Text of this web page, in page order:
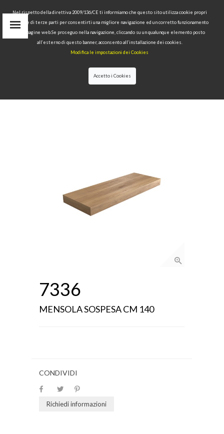
Area Riservata
COLLEZIONI >> NOLITA
7336
MENSOLA SOSPESA CM 140
CONDIVIDI
Richiedi informazioni
Nel rispetto della direttiva 2009/136/CE ti informiamo che questo sito utilizza cookie propri
tecnici e di terze parti per consentirti una migliore navigazione ed un corretto funzionamento
delle pagine web.Se proseguo nella navigazione, cliccando su un qualunque elemento posto
all’esterno di questo banner, acconsento all’installazione dei cookies.
Modifica le impostazioni dei Cookies
Accetto i Cookies